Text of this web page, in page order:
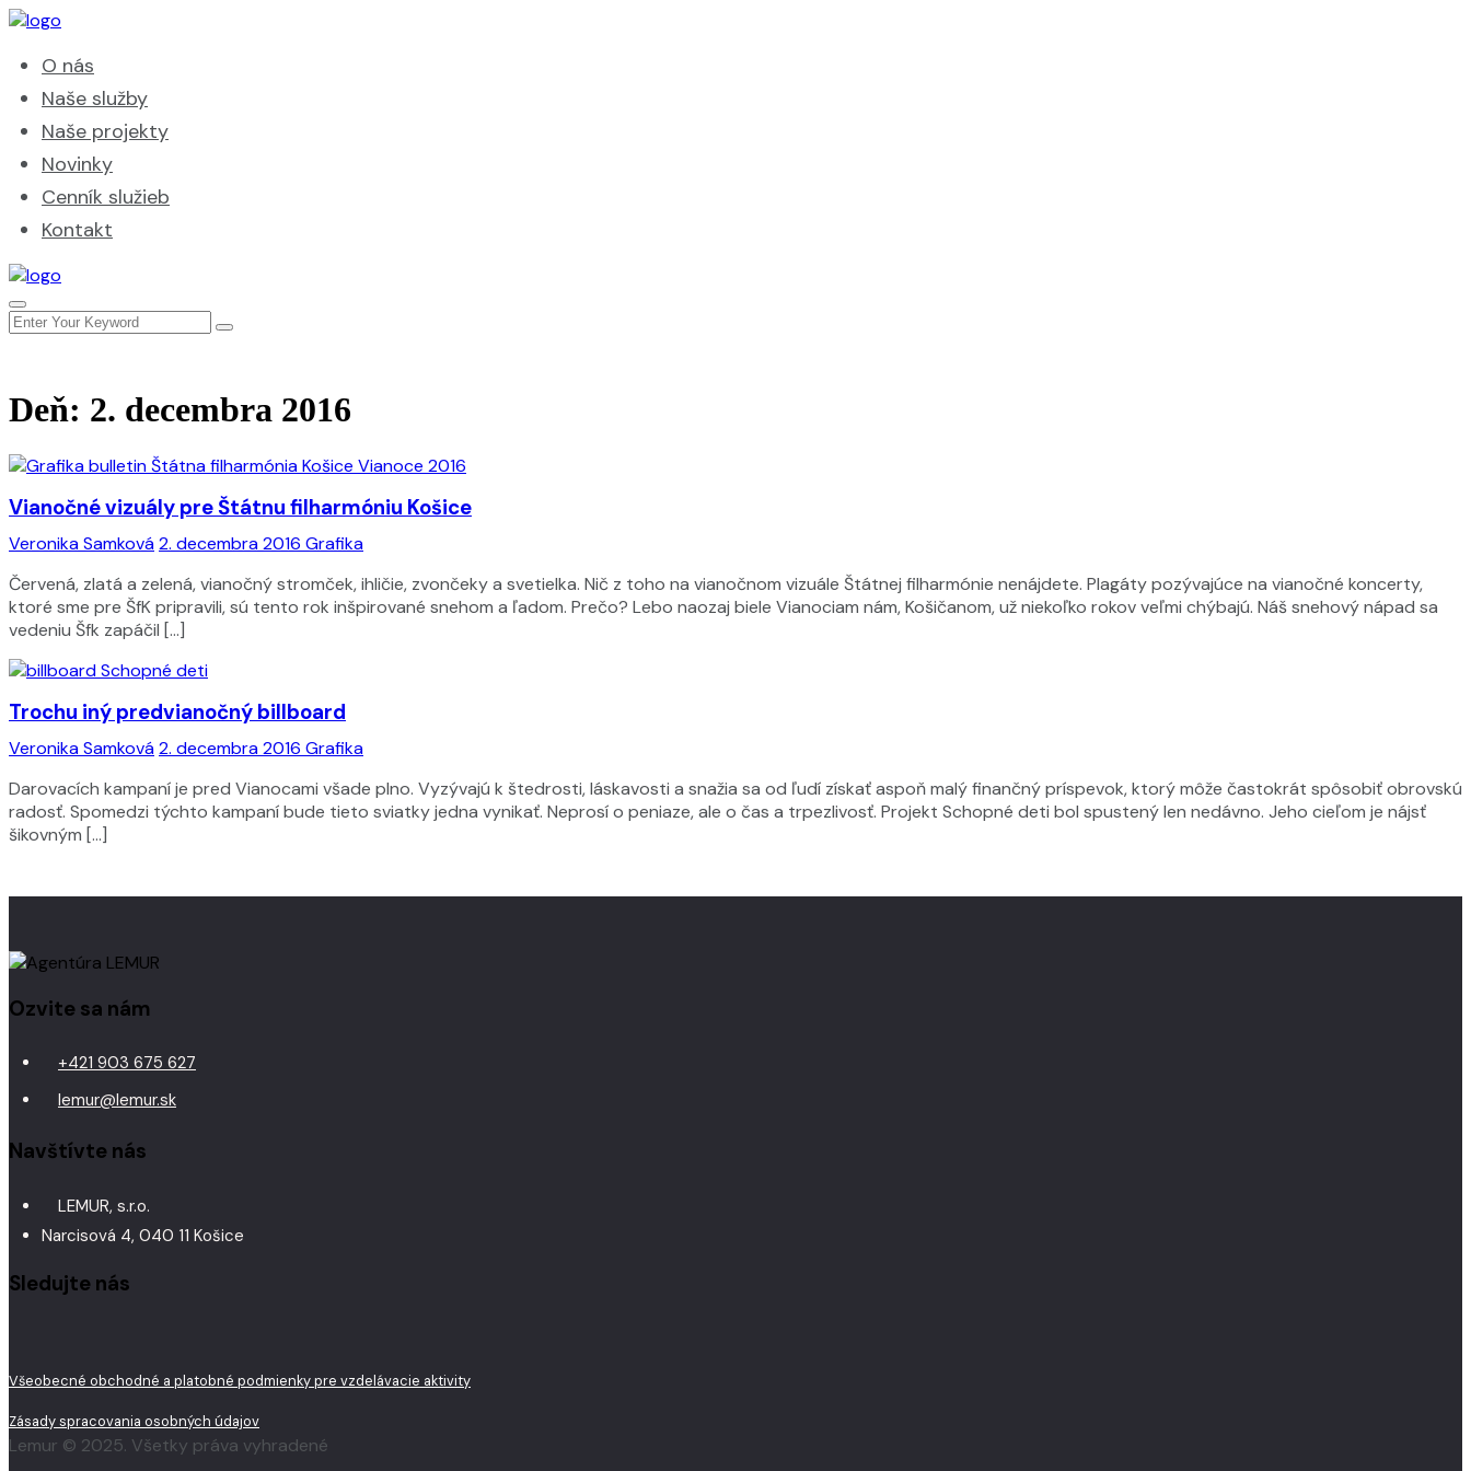
O nás
Naše služby
Naše projekty
Novinky
Cenník služieb
Kontakt
Deň: 2. decembra 2016
Veronika Samková2. decembra 2016 Grafika
Vianočné vizuály pre Štátnu filharmóniu Košice
Červená, zlatá a zelená, vianočný stromček, ihličie, zvončeky a svetielka. Nič z toho na vianočnom vizuále Štátnej filharmónie nenájdete. Plagáty pozývajúce na vianočné koncerty,
ktoré sme pre ŠfK pripravili, sú tento rok inšpirované snehom a ľadom. Prečo? Lebo naozaj biele Vianociam nám, Košičanom, už niekoľko rokov veľmi chýbajú. Náš snehový nápad sa
vedeniu Šfk zapáčil […]
Veronika Samková2. decembra 2016 Grafika
Trochu iný predvianočný billboard
Darovacích kampaní je pred Vianocami všade plno. Vyzývajú k štedrosti, láskavosti a snažia sa od ľudí získať aspoň malý finančný príspevok, ktorý môže častokrát spôsobiť obrovskú
radosť. Spomedzi týchto kampaní bude tieto sviatky jedna vynikať. Neprosí o peniaze, ale o čas a trpezlivosť. Projekt Schopné deti bol spustený len nedávno. Jeho cieľom je nájsť
šikovným […]
Ozvite sa nám
+421 903 675 627
lemur@lemur.sk
Navštívte nás
LEMUR, s.r.o.
Narcisová 4, 040 11 Košice
Sledujte nás
Všeobecné obchodné a platobné podmienky pre vzdelávacie aktivity
Zásady spracovania osobných údajov
Lemur © 2025. Všetky práva vyhradené